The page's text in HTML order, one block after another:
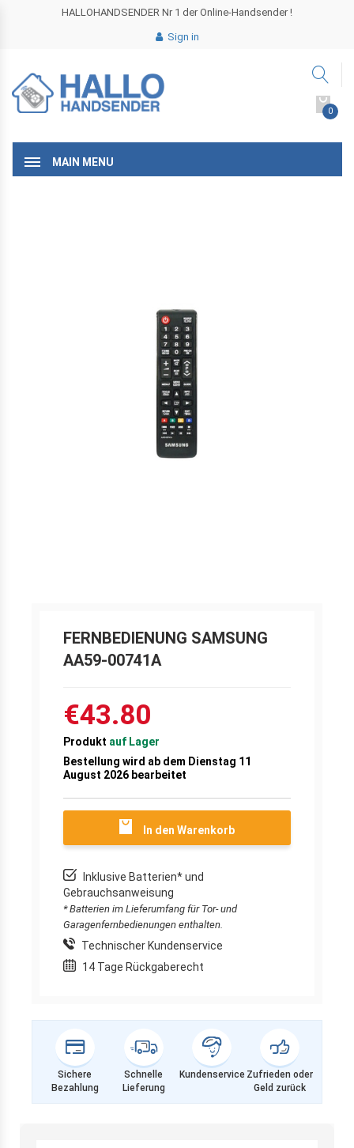
HALLOHANDSENDER Nr 1 der Online-Handsender !
Sign in
0
MAIN MENU
FERNBEDIENUNG SAMSUNG
AA59-00741A
€43.80
Produkt auf Lager
Bestellung wird ab dem Dienstag 11
August 2026 bearbeitet
In den Warenkorb
Inklusive Batterien* und
Gebrauchsanweisung
* Batterien im Lieferumfang für Tor- und
Garagenfernbedienungen enthalten.
Technischer Kundenservice
14 Tage Rückgaberecht
Sichere
Bezahlung
Schnelle
Lieferung
Kundenservice Zufrieden oder
Geld zurück